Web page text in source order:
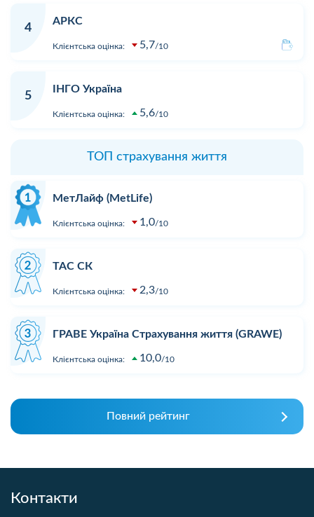
4
АРКС
Клієнтська оцінка: 5,7 10
5
ІНГО Україна
Клієнтська оцінка: 5,6 10
ТОП страхування життя
МетЛайф (MetLife)
Клієнтська оцінка: 1,0 10
ТАС СК
Клієнтська оцінка: 2,3 10
ГРАВЕ Україна Страхування життя (GRAWE)
Клієнтська оцінка: 10,0 10
Повний рейтинг
Контакти